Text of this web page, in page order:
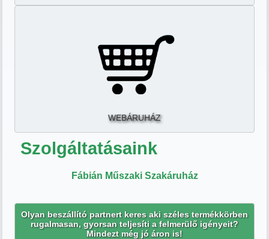
WEBÁRUHÁZ
Szolgáltatásaink
Fábián Műszaki Szakáruház
Olyan beszállító partnert keres aki széles termékkörben
rugalmasan, gyorsan teljesíti a felmerülő igényeit?
Mindezt még jó áron is!